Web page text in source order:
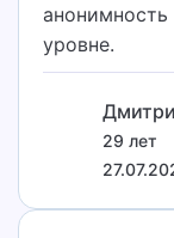
уровне.
29 лет